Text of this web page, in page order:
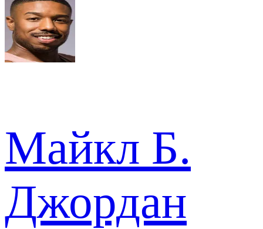
Майкл Б.
Джордан